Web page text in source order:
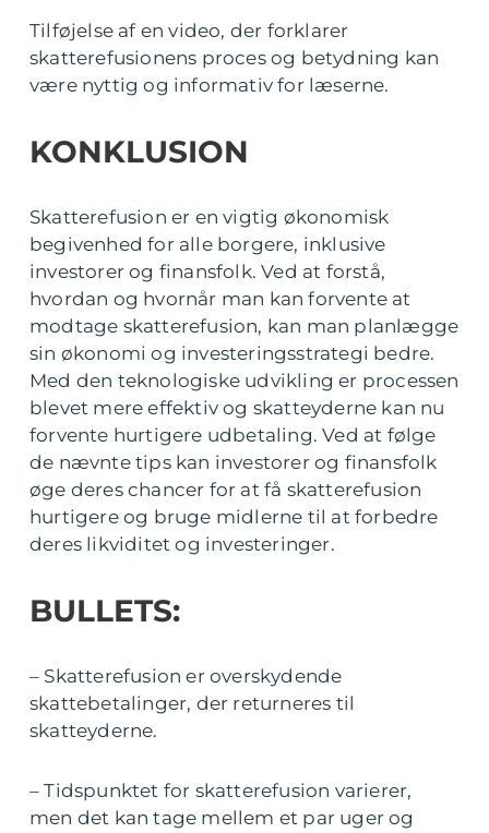
Tilføjelse af en video, der forklarer
skatterefusionens proces og betydning kan
være nyttig og informativ for læserne.
KONKLUSION
Skatterefusion er en vigtig økonomisk
begivenhed for alle borgere, inklusive
investorer og finansfolk. Ved at forstå,
hvordan og hvornår man kan forvente at
modtage skatterefusion, kan man planlægge
sin økonomi og investeringsstrategi bedre.
Med den teknologiske udvikling er processen
blevet mere effektiv og skatteyderne kan nu
forvente hurtigere udbetaling. Ved at følge
de nævnte tips kan investorer og finansfolk
øge deres chancer for at få skatterefusion
hurtigere og bruge midlerne til at forbedre
deres likviditet og investeringer.
BULLETS:
– Skatterefusion er overskydende
skattebetalinger, der returneres til
skatteyderne.
– Tidspunktet for skatterefusion varierer,
men det kan tage mellem et par uger og